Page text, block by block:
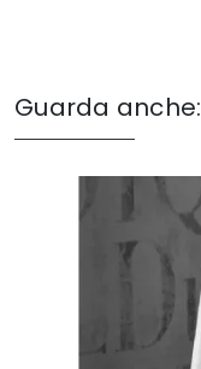
Guarda anche: